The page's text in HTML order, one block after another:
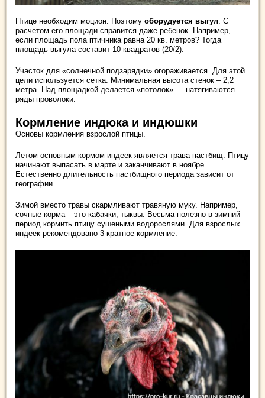
Птице необходим моцион. Поэтому оборудуется выгул . С
расчетом его площади справится даже ребенок. Например,
если площадь пола птичника равна 20 кв. метров? Тогда
площадь выгула составит 10 квадратов (20/2).
Участок для «солнечной подзарядки» огораживается. Для этой
цели используется сетка. Минимальная высота стенок – 2,2
метра. Над площадкой делается «потолок» — натягиваются
ряды проволоки.
Кормление индюка и индюшки
Основы кормления взрослой птицы.
Летом основным кормом индеек является трава пастбищ. Птицу
начинают выпасать в марте и заканчивают в ноябре.
Естественно длительность пастбищного периода зависит от
географии.
Зимой вместо травы скармливают травяную муку. Например,
сочные корма – это кабачки, тыквы. Весьма полезно в зимний
период кормить птицу сушеными водорослями. Для взрослых
индеек рекомендовано 3-кратное кормление.